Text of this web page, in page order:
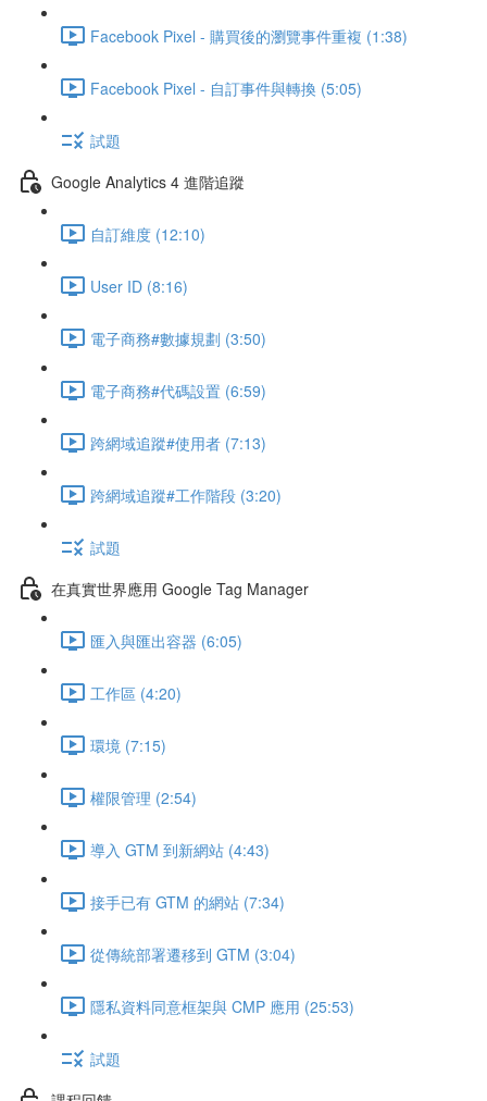
Facebook Pixel - 購買後的瀏覽事件重複 (1:38)
Facebook Pixel - 自訂事件與轉換 (5:05)
試題
Google Analytics 4 進階追蹤
自訂維度 (12:10)
User ID (8:16)
電子商務#數據規劃 (3:50)
電子商務#代碼設置 (6:59)
跨網域追蹤#使用者 (7:13)
跨網域追蹤#工作階段 (3:20)
試題
在真實世界應用 Google Tag Manager
匯入與匯出容器 (6:05)
工作區 (4:20)
環境 (7:15)
權限管理 (2:54)
導入 GTM 到新網站 (4:43)
接手已有 GTM 的網站 (7:34)
從傳統部署遷移到 GTM (3:04)
隱私資料同意框架與 CMP 應用 (25:53)
試題